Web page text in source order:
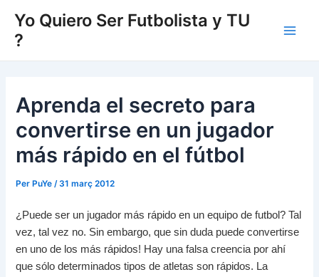
contingut
Yo Quiero Ser Futbolista y TU
?
Aprenda el secreto para
convertirse en un jugador
más rápido en el fútbol
Per PuYe/31 març 2012
¿Puede ser un jugador más rápido en un equipo de futbol? Tal
vez, tal vez no. Sin embargo, que sin duda puede convertirse
en uno de los más rápidos! Hay una falsa creencia por ahí
que sólo determinados tipos de atletas son rápidos. La